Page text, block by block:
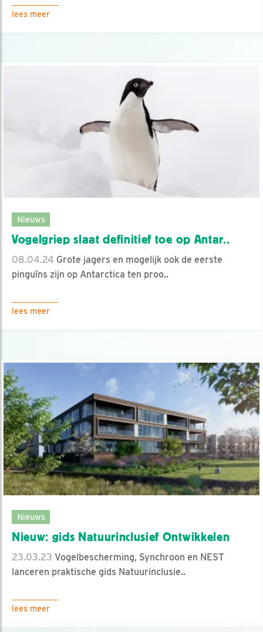
lees meer
Nieuws
Vogelgriep slaat definitief toe op Antar..
08.04.24 Grote jagers en mogelijk ook de eerste
pinguïns zijn op Antarctica ten proo..
lees meer
Nieuws
Nieuw: gids Natuurinclusief Ontwikkelen
23.03.23 Vogelbescherming, Synchroon en NEST
lanceren praktische gids Natuurinclusie..
lees meer